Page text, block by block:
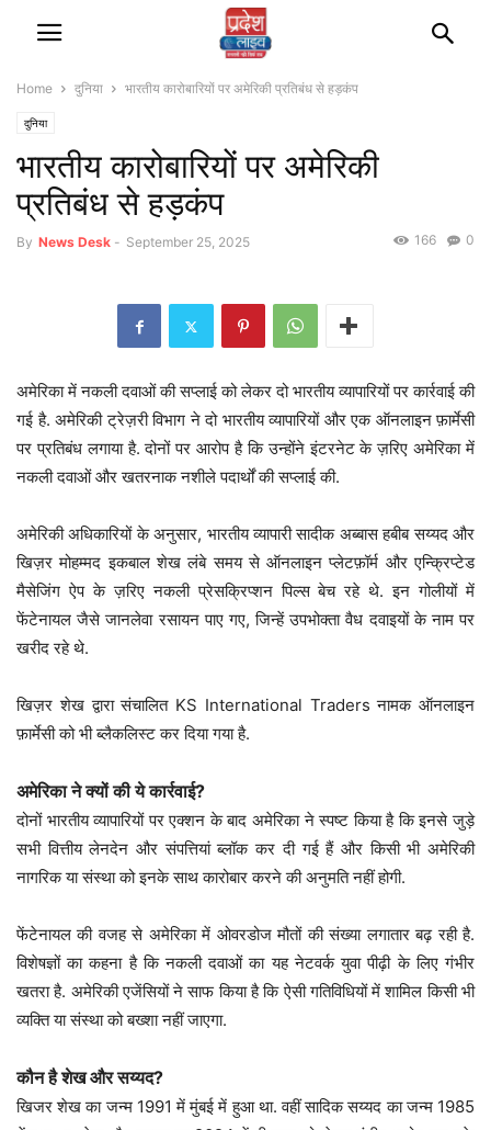
Home दुनिया भारतीय कारोबारियों पर अमेरिकी प्रतिबंध से हड़कंप
दुनिया
भारतीय कारोबारियों पर अमेरिकी
प्रतिबंध से हड़कंप
By News Desk - September 25, 2025 0
166
अमेरिका में नकली दवाओं की सप्लाई को लेकर दो भारतीय व्यापारियों पर कार्रवाई की
गई है. अमेरिकी ट्रेज़री विभाग ने दो भारतीय व्यापारियों और एक ऑनलाइन फ़ार्मेसी
पर प्रतिबंध लगाया है. दोनों पर आरोप है कि उन्होंने इंटरनेट के ज़रिए अमेरिका में
नकली दवाओं और खतरनाक नशीले पदार्थों की सप्लाई की.
अमेरिकी अधिकारियों के अनुसार, भारतीय व्यापारी सादीक अब्बास हबीब सय्यद और
खिज़र मोहम्मद इकबाल शेख लंबे समय से ऑनलाइन प्लेटफ़ॉर्म और एन्क्रिप्टेड
मैसेजिंग ऐप के ज़रिए नकली प्रेसक्रिप्शन पिल्स बेच रहे थे. इन गोलीयों में
फेंटेनायल जैसे जानलेवा रसायन पाए गए, जिन्हें उपभोक्ता वैध दवाइयों के नाम पर
खरीद रहे थे.
खिज़र शेख द्वारा संचालित KS International Traders नामक ऑनलाइन
फ़ार्मेसी को भी ब्लैकलिस्ट कर दिया गया है.
अमेरिका ने क्यों की ये कार्रवाई?
दोनों भारतीय व्यापारियों पर एक्शन के बाद अमेरिका ने स्पष्ट किया है कि इनसे जुड़े
सभी वित्तीय लेनदेन और संपत्तियां ब्लॉक कर दी गई हैं और किसी भी अमेरिकी
नागरिक या संस्था को इनके साथ कारोबार करने की अनुमति नहीं होगी.
फेंटेनायल की वजह से अमेरिका में ओवरडोज मौतों की संख्या लगातार बढ़ रही है.
विशेषज्ञों का कहना है कि नकली दवाओं का यह नेटवर्क युवा पीढ़ी के लिए गंभीर
खतरा है. अमेरिकी एजेंसियों ने साफ किया है कि ऐसी गतिविधियों में शामिल किसी भी
व्यक्ति या संस्था को बख्शा नहीं जाएगा.
कौन है शेख और सय्यद?
खिजर शेख का जन्म 1991 में मुंबई में हुआ था. वहीं सादिक सय्यद का जन्म 1985